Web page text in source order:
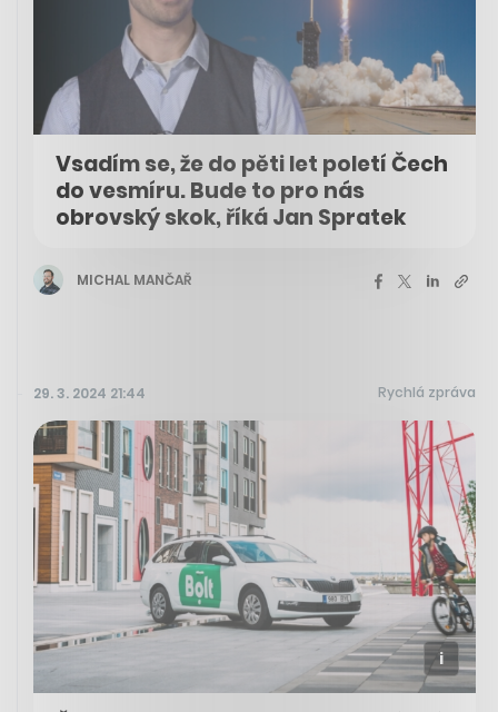
Vsadím se, že do pěti let poletí Čech
do vesmíru. Bude to pro nás
obrovský skok, říká Jan Spratek
MICHAL MANČAŘ
29. 3. 2024 21:44 Rychlá zpráva